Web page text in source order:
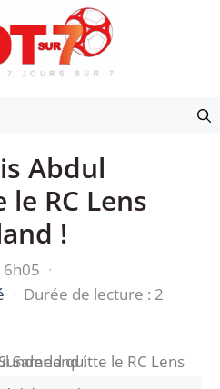
Abdul
RC Lens
!
6h05 ·
· Durée de lecture : 2